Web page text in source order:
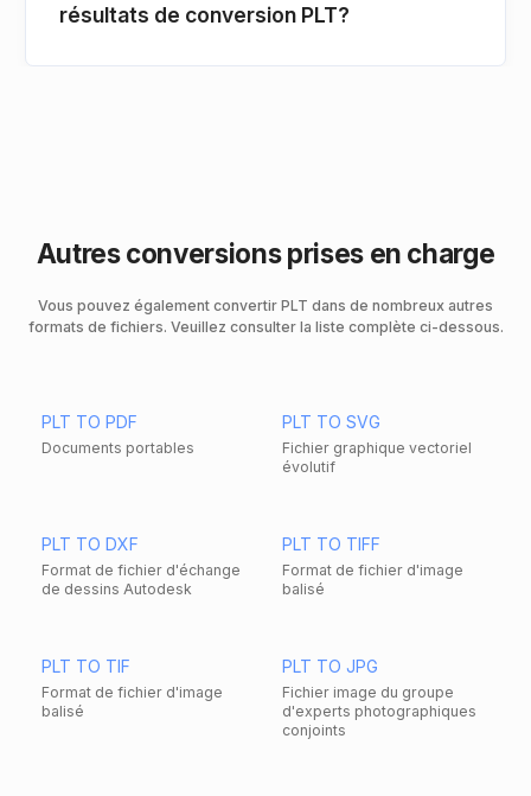
résultats de conversion PLT?
Autres conversions prises en charge
Vous pouvez également convertir PLT dans de nombreux autres
formats de fichiers. Veuillez consulter la liste complète ci-dessous.
PLT TO PDF
Documents portables
PLT TO SVG
Fichier graphique vectoriel
évolutif
PLT TO DXF
Format de fichier d'échange
de dessins Autodesk
PLT TO TIFF
Format de fichier d'image
balisé
PLT TO TIF
Format de fichier d'image
balisé
PLT TO JPG
Fichier image du groupe
d'experts photographiques
conjoints